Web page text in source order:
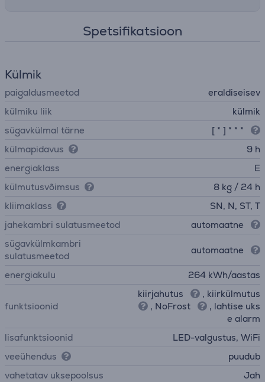
Spetsifikatsioon
Külmik
paigaldusmeetod
eraldiseisev
külmiku liik
külmik
sügavkülmal tärne
[ * ] * * *
külmapidavus
9 h
energiaklass
E
külmutusvõimsus
8 kg / 24 h
kliimaklass
SN, N, ST, T
jahekambri sulatusmeetod
automaatne
sügavkülmkambri
sulatusmeetod
automaatne
energiakulu 264 kWh/aastas
funktsioonid
kiirjahutus
, kiirkülmutus
, NoFrost
, lahtise uks
e alarm
lisafunktsioonid
LED-valgustus, WiFi
veeühendus
puudub
vahetatav uksepoolsus
Jah